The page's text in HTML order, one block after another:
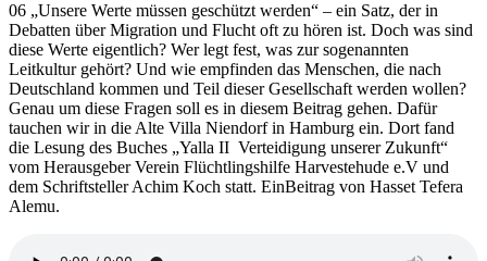
06 „Unsere Werte müssen geschützt werden“ – ein Satz, der in
Debatten über Migration und Flucht oft zu hören ist. Doch was sind
diese Werte eigentlich? Wer legt fest, was zur sogenannten
Leitkultur gehört? Und wie empfinden das Menschen, die nach
Deutschland kommen und Teil dieser Gesellschaft werden wollen?
Genau um diese Fragen soll es in diesem Beitrag gehen. Dafür
tauchen wir in die Alte Villa Niendorf in Hamburg ein. Dort fand
die Lesung des Buches „Yalla II Verteidigung unserer Zukunft“
vom Herausgeber Verein Flüchtlingshilfe Harvestehude e.V und
dem Schriftsteller Achim Koch statt. EinBeitrag von Hasset Tefera
Alemu.